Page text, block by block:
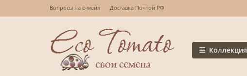
Вопросы на е-мейл Доставка Почтой РФ
Коллекция